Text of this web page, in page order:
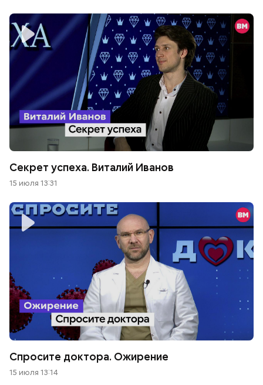
Секрет успеха. Виталий Иванов
15 июля 13:31
Спросите доктора. Ожирение
15 июля 13:14